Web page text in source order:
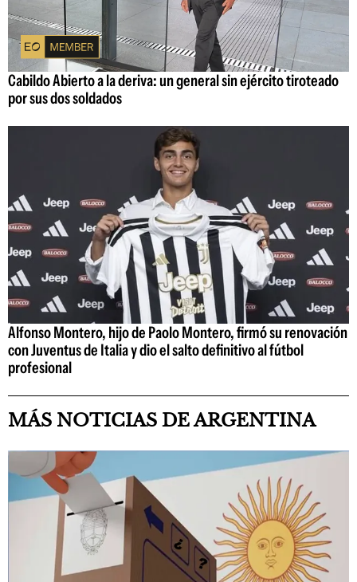
Cabildo Abierto a la deriva: un general sin ejército tiroteado
por sus dos soldados
Alfonso Montero, hijo de Paolo Montero, firmó su renovación
con Juventus de Italia y dio el salto definitivo al fútbol
profesional
MÁS NOTICIAS DE ARGENTINA